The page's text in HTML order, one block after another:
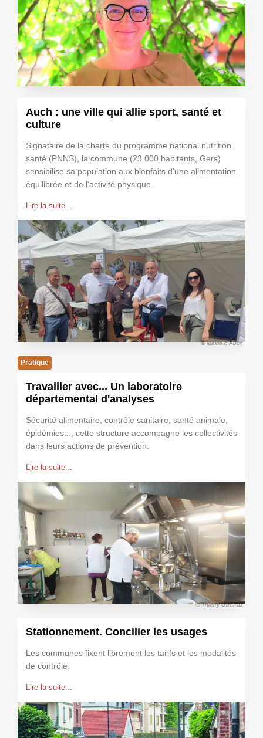
Auch : une ville qui allie sport, santé et
culture
Signataire de la charte du programme national nutrition
santé (PNNS), la commune (23 000 habitants, Gers)
sensibilise sa population aux bienfaits d'une alimentation
équilibrée et de l'activité physique.
Lire la suite...
© Mairie d'Auch
Pratique
Travailler avec... Un laboratoire
départemental d'analyses
Sécurité alimentaire, contrôle sanitaire, santé animale,
épidémies..., cette structure accompagne les collectivités
dans leurs actions de prévention.
Lire la suite...
© Thierry Guerraz
Stationnement. Concilier les usages
Les communes fixent librement les tarifs et les modalités
de contrôle.
Lire la suite...